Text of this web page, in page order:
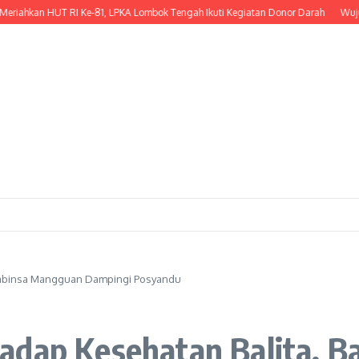
HUT RI Ke-81, LPKA Lombok Tengah Ikuti Kegiatan Donor Darah Wujud
Mangguan Dampingi Posyandu
Kesehatan Balita,